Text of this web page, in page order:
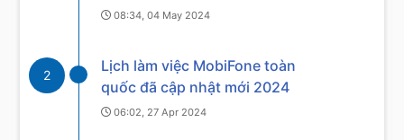
08:34, 04 May 2024
2
Lịch làm việc MobiFone toàn
quốc đã cập nhật mới 2024
06:02, 27 Apr 2024